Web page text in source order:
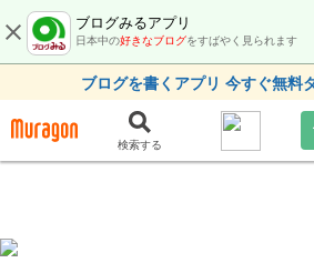
ブログみるアプリ
日本中の好きなブログをすばやく見られます
ブログを書くアプリ 今すぐ無料
検索する